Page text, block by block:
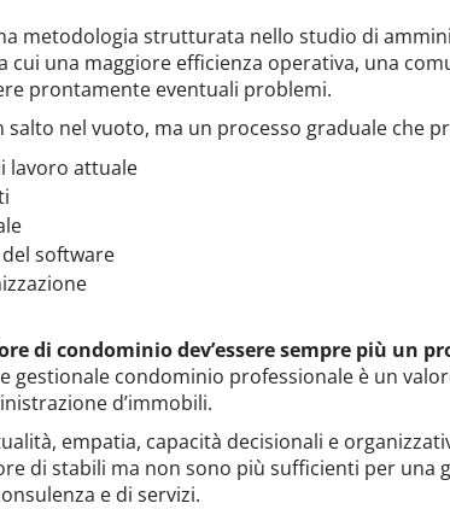
metodologia strutturata nello studio di
una maggiore efficienza operativa, una
prontamente eventuali problemi.
nel vuoto, ma un processo graduale che
lavoro attuale
software
di condominio dev’essere sempre più un
gestionale condominio professionale è un
d’immobili.
empatia, capacità decisionali e
di stabili ma non sono più sufficienti per una
e di servizi.